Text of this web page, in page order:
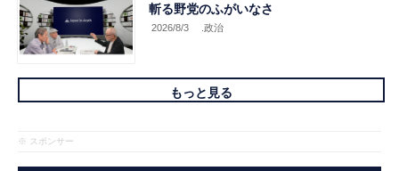
斬る野党のふがいなさ
2026/8/3 .政治
もっと見る
※ スポンサー